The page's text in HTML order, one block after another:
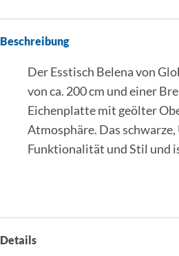
Beschreibung
Der Esstisch Belena von
von ca. 200 cm und einer
Eichenplatte mit geölter
Atmosphäre. Das
Funktionalität und Stil und
Details